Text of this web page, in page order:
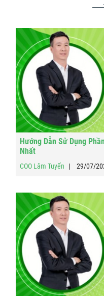
Hướng Dẫn Sử Dụng
Nhất
COO Lâm Tuyến 29/07/